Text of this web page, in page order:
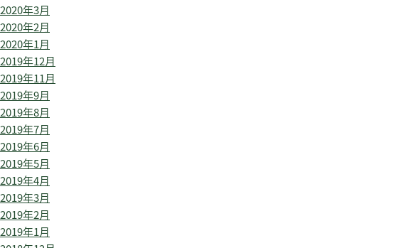
2020年3月
2020年2月
2020年1月
2019年12月
2019年11月
2019年9月
2019年8月
2019年7月
2019年6月
2019年5月
2019年4月
2019年3月
2019年2月
2019年1月